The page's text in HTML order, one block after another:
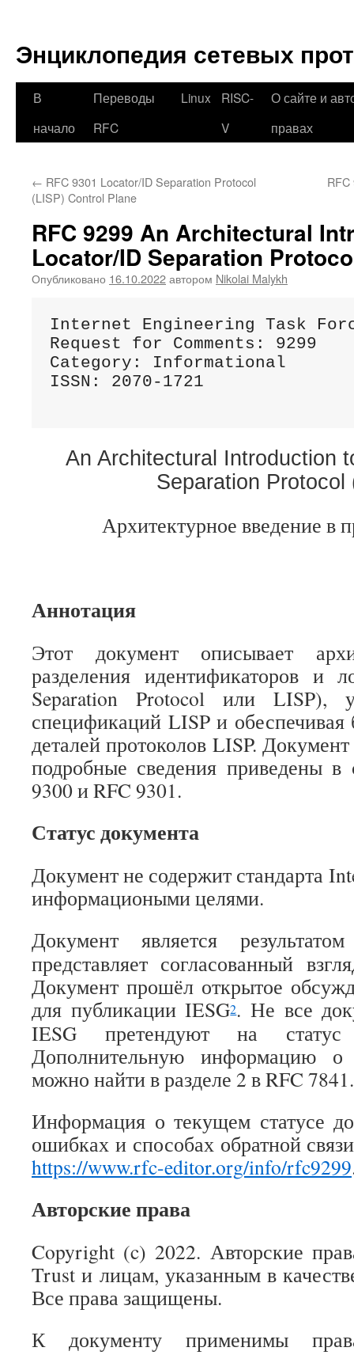
содержимому
Энциклопедия сетевых
В
начало
Переводы
RFC
Linux
RISC-
V
О сайте и
правах
← RFC 9301 Locator/ID Separation Protocol
(LISP) Control Plane
RFC 9299 An Architectural
Locator/ID Separation
Опубликовано 16.10.2022автором Nikolai Malykh
Internet Engineering Task
Request for Comments:
Category: Informational
ISSN: 2070-1721
An Architectural Introduction
Separation Protocol
Архитектурное введение в
Аннотация
Этот документ описывает
разделения идентификаторов и
Separation Protocol или LISP),
спецификаций LISP и обеспечивая
деталей протоколов LISP.
подробные сведения приведены в
9300 и RFC 9301.
Статус документа
Документ не содержит стандарта
информациоными целями.
Документ является
представляет согласованный
Документ прошёл открытое
для публикации IESG2. Не все
IESG претендуют на статус
Дополнительную информацию о
можно найти в разделе 2 в RFC 7841.
Информация о текущем статусе
ошибках и способах обратной
https://www.rfc-editor.org/info/rfc9299
Авторские права
Copyright (c) 2022. Авторские
Trust и лицам, указанным в
Все права защищены.
К документу применимы